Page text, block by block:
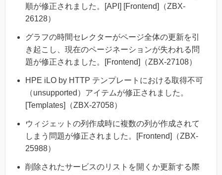
順が修正されました。[API] [Frontend]（ZBX-
26128）
グラフの時間セレクターがページ全体の更新を引
き起こし、現在のページネーションが失われる問
題が修正されました。[Frontend]（ZBX-27108）
HPE iLO by HTTP テンプレートにおける取得不可
（unsupported）アイテムが修正されました。
[Templates]（ZBX-27058）
ウィジェットの列作成時に複数の列が作成されて
しまう問題が修正されました。[Frontend]（ZBX-
25988）
削除されたサービスのリストを開くか更新する際